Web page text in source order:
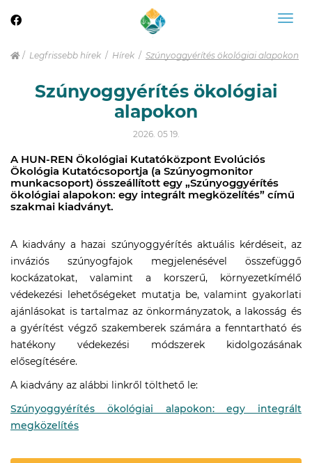
Legfrissebb hírek Hírek Szúnyoggyérítés ökológiai alapokon
Szúnyoggyérítés ökológiai
alapokon
2026. 05 19.
A HUN-REN Ökológiai Kutatóközpont Evolúciós
Ökológia Kutatócsoportja (a Szúnyogmonitor
munkacsoport) összeállított egy „Szúnyoggyérítés
ökológiai alapokon: egy integrált megközelítés” című
szakmai kiadványt.
A kiadvány a hazai szúnyoggyérítés aktuális kérdéseit, az
inváziós szúnyogfajok megjelenésével összefüggő
kockázatokat, valamint a korszerű, környezetkímélő
védekezési lehetőségeket mutatja be, valamint gyakorlati
ajánlásokat is tartalmaz az önkormányzatok, a lakosság és
a gyérítést végző szakemberek számára a fenntartható és
hatékony védekezési módszerek kidolgozásának
elősegítésére.
A kiadvány az alábbi linkről tölthető le:
Szúnyoggyérítés ökológiai alapokon: egy integrált
megközelítés